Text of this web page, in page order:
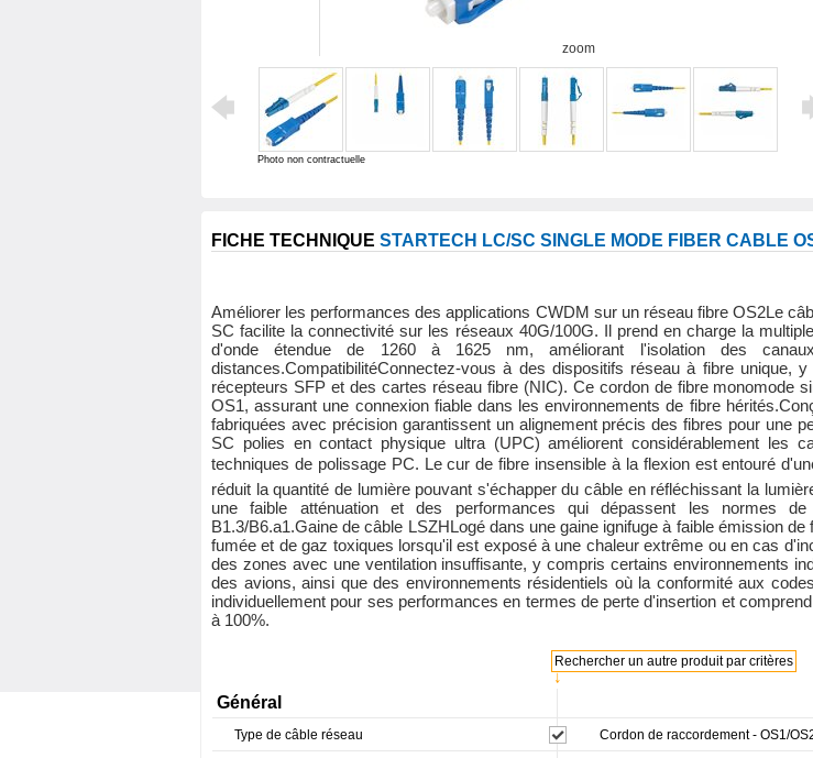
zoom
Photo non contractuelle
FICHE TECHNIQUE STARTECH LC/SC SINGLE MODE FIBER CABLE
Améliorer les performances des applications CWDM sur un réseau fibre OS2Le
SC facilite la connectivité sur les réseaux 40G/100G. Il prend en charge la
d'onde étendue de 1260 à 1625 nm, améliorant l'isolation des
distances.CompatibilitéConnectez-vous à des dispositifs réseau à fibre
récepteurs SFP et des cartes réseau fibre (NIC). Ce cordon de fibre monomode
OS1, assurant une connexion fiable dans les environnements de fibre
fabriquées avec précision garantissent un alignement précis des fibres pour une
SC polies en contact physique ultra (UPC) améliorent considérablement les
techniques de polissage PC. Le cur de fibre insensible à la flexion est entouré
réduit la quantité de lumière pouvant s'échapper du câble en réfléchissant la
une faible atténuation et des performances qui dépassent les normes
B1.3/B6.a1.Gaine de câble LSZHLogé dans une gaine ignifuge à faible émission
fumée et de gaz toxiques lorsqu'il est exposé à une chaleur extrême ou en cas
des zones avec une ventilation insuffisante, y compris certains environnements
des avions, ainsi que des environnements résidentiels où la conformité aux
individuellement pour ses performances en termes de perte d'insertion et
à 100%.
↓
Rechercher un autre produit par critères
Général
Type de câble réseau Cordon de raccordement - OS1/